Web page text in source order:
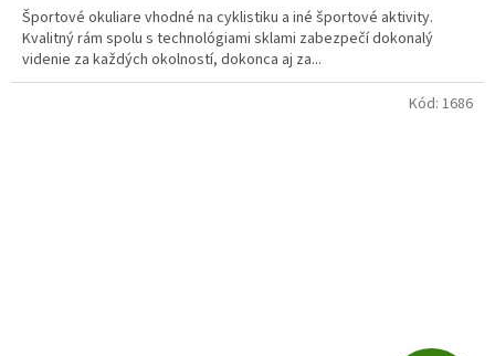
Športové okuliare vhodné na cyklistiku a iné športové aktivity.
Kvalitný rám spolu s technológiami sklami zabezpečí dokonalý
videnie za každých okolností, dokonca aj za...
Kód: 1686